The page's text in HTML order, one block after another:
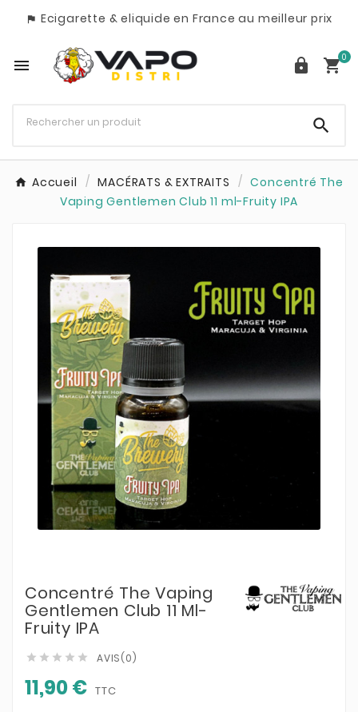
 Ecigarette & eliquide en France au meilleur prix
  0

Accueil MACÉRATS & EXTRAITS
Concentré The
Vaping Gentlemen Club 11 ml-Fruity IPA
Concentré The Vaping
Gentlemen Club 11 Ml-
Fruity IPA
     AVIS(0)
11,90 € TTC